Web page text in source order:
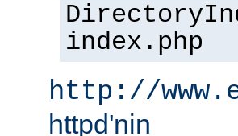
index.php
http://
httpd'nin